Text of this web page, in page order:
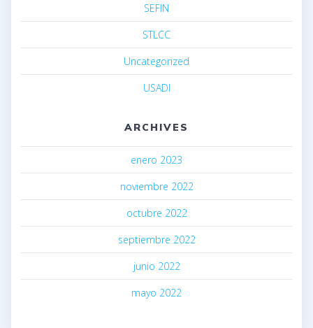
SEFIN
STLCC
Uncategorized
USADI
ARCHIVES
enero 2023
noviembre 2022
octubre 2022
septiembre 2022
junio 2022
mayo 2022